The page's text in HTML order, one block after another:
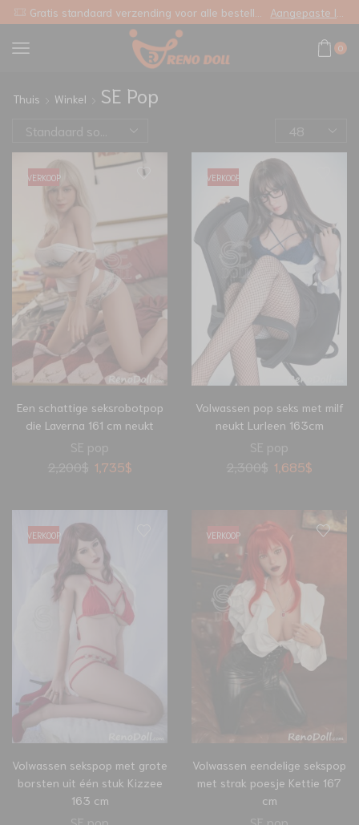
0
Thuis Winkel SE Pop
VERKOOP
Een schattige seksrobotpop
die Laverna 161 cm neukt
SE pop
2,200$ 1,735$
VERKOOP
Volwassen pop seks met milf
neukt Lurleen 163cm
SE pop
2,300$ 1,685$
VERKOOP
Volwassen sekspop met grote
borsten uit één stuk Kizzee
163 cm
SE pop
VERKOOP
Volwassen eendelige sekspop
met strak poesje Kettie 167
cm
SE pop